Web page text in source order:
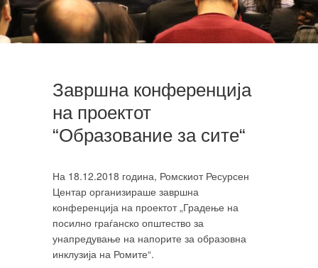
Завршна конференција
на проектот
“Образование за сите“
На 18.12.2018 година, Ромскиот Ресурсен
Центар организираше завршна
конференција на проектот „Градење на
посилно граѓанско општество за
унапредување на напорите за образовна
инклузија на Ромите“.